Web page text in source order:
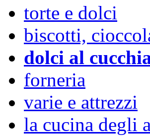
torte e dolci
biscotti,
dolci al
forneria
varie e attrezzi
la cucina degli